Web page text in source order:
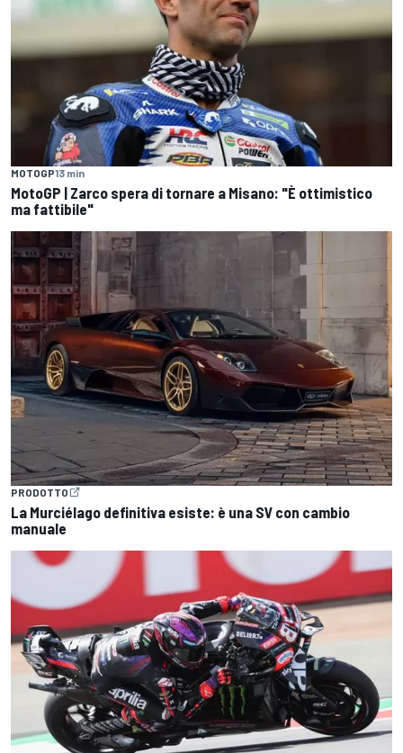
MOTOGP13 min
MotoGP | Zarco spera di tornare a Misano: "È ottimistico
ma fattibile"
PRODOTTO
La Murciélago definitiva esiste: è una SV con cambio
manuale